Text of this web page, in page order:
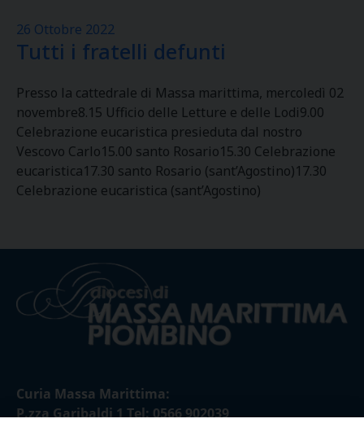
26 Ottobre 2022
Tutti i fratelli defunti
Presso la cattedrale di Massa marittima, mercoledì 02
novembre8.15 Ufficio delle Letture e delle Lodi9.00
Celebrazione eucaristica presieduta dal nostro
Vescovo Carlo15.00 santo Rosario15.30 Celebrazione
eucaristica17.30 santo Rosario (sant’Agostino)17.30
Celebrazione eucaristica (sant’Agostino)
Curia Massa Marittima:
P.zza Garibaldi 1 Tel: 0566 902039